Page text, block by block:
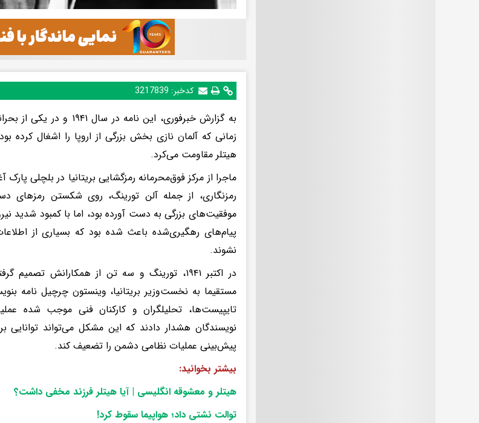
کدخبر: 3217839
به گزارش خبرفوری، این
زمانی که آلمان نازی بخش بزرگی از اروپا را اشغال کرده بود
هیتلر مقاومت می‌کرد.
ماجرا از مرکز فوق‌محرمانه رمزگشایی بریتانیا در بلچلی
رمزنگاری، از جمله آلن تورینگ، روی شکستن رمزهای
موفقیت‌های بزرگی به دست آورده بود، اما با کمبود شدید
پیام‌های رهگیری‌شده باعث شده بود که بسیاری از
نشوند.
در اکتبر ۱۹۴۱، تورینگ و سه تن از همکارانش
مستقیما به نخست‌وزیر بریتانیا، وینستون چرچیل نامه
تایپیست‌ها، تحلیلگران و کارکنان فنی موجب شده
نویسندگان هشدار دادند که این مشکل می‌تواند توانایی
پیش‌بینی عملیات نظامی دشمن را تضعیف کند.
بیشتر بخوانید:
هیتلر و معشوقه انگلیسی | آیا هیتلر فرزند مخفی داشت؟
توالت نشتی داد؛ هواپیما سقوط کرد!